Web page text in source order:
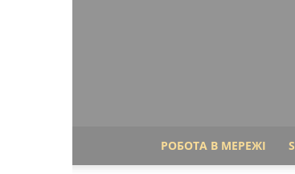
РОБОТА В МЕРЕЖІ